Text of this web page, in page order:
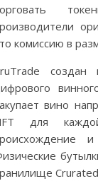
комиссию в
вино
для